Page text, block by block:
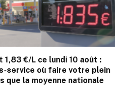
1,83 €/L ce lundi 10 août :
service où faire votre plein
que la moyenne nationale